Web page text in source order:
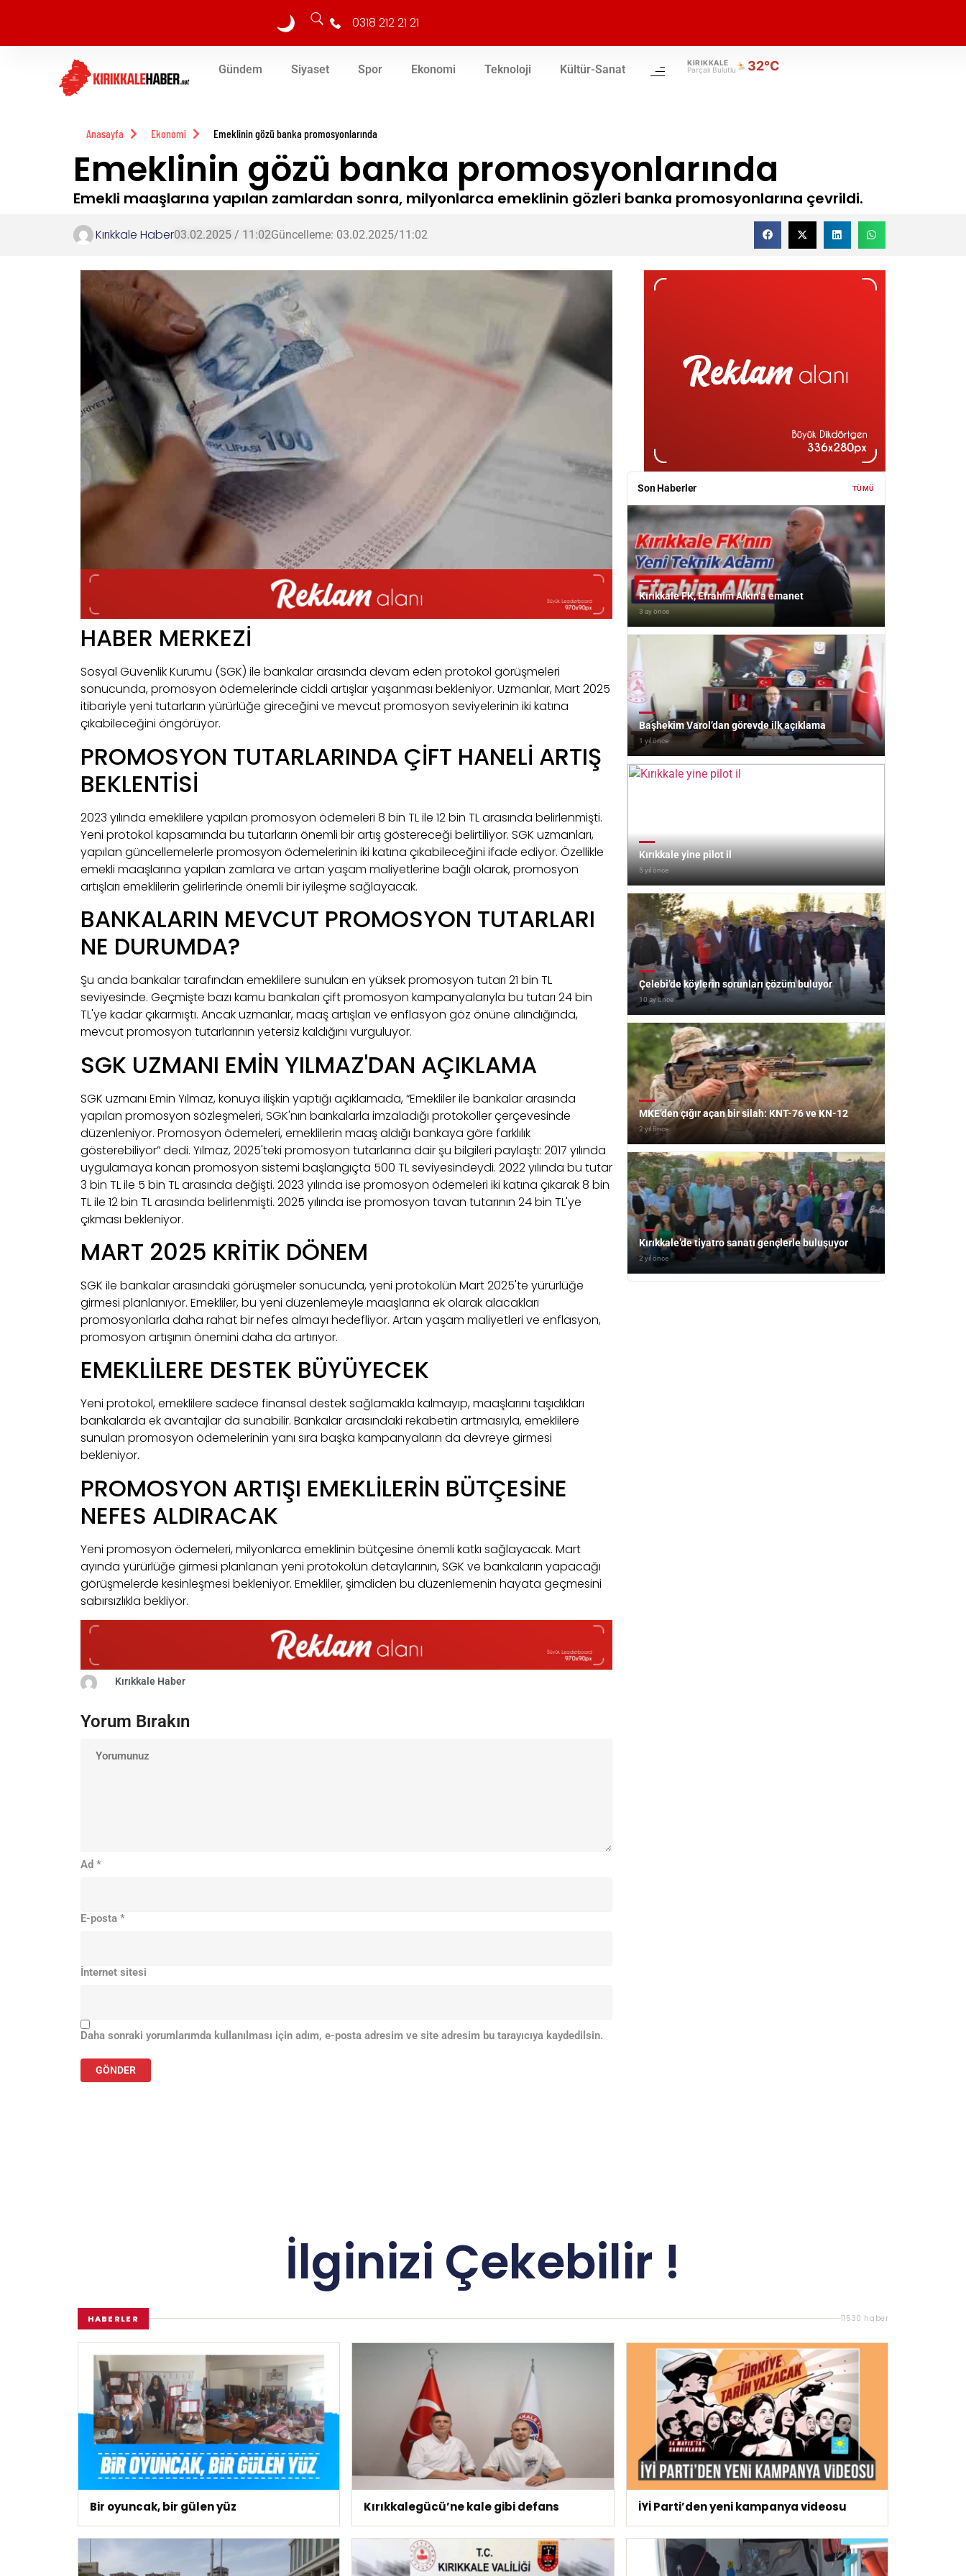
🌙 0318 212 21 21
Gündem Siyaset Spor Ekonomi Teknoloji Kültür-Sanat
KIRIKKALE
Parçalı Bulutlu
32°C
Anasayfa Ekonomi Emeklinin gözü banka promosyonlarında
Emeklinin gözü banka promosyonlarında
Emekli maaşlarına yapılan zamlardan sonra, milyonlarca emeklinin gözleri banka promosyonlarına çevrildi.
Kırıkkale Haber03.02.2025 / 11:02Güncelleme: 03.02.2025/11:02
HABER MERKEZİ
Sosyal Güvenlik Kurumu (SGK) ile bankalar arasında devam eden protokol görüşmeleri
sonucunda, promosyon ödemelerinde ciddi artışlar yaşanması bekleniyor. Uzmanlar, Mart 2025
itibariyle yeni tutarların yürürlüğe gireceğini ve mevcut promosyon seviyelerinin iki katına
çıkabileceğini öngörüyor.
PROMOSYON TUTARLARINDA ÇİFT HANELİ ARTIŞ
BEKLENTİSİ
2023 yılında emeklilere yapılan promosyon ödemeleri 8 bin TL ile 12 bin TL arasında belirlenmişti.
Yeni protokol kapsamında bu tutarların önemli bir artış göstereceği belirtiliyor. SGK uzmanları,
yapılan güncellemelerle promosyon ödemelerinin iki katına çıkabileceğini ifade ediyor. Özellikle
emekli maaşlarına yapılan zamlara ve artan yaşam maliyetlerine bağlı olarak, promosyon
artışları emeklilerin gelirlerinde önemli bir iyileşme sağlayacak.
BANKALARIN MEVCUT PROMOSYON TUTARLARI
NE DURUMDA?
Şu anda bankalar tarafından emeklilere sunulan en yüksek promosyon tutarı 21 bin TL
seviyesinde. Geçmişte bazı kamu bankaları çift promosyon kampanyalarıyla bu tutarı 24 bin
TL'ye kadar çıkarmıştı. Ancak uzmanlar, maaş artışları ve enflasyon göz önüne alındığında,
mevcut promosyon tutarlarının yetersiz kaldığını vurguluyor.
SGK UZMANI EMİN YILMAZ'DAN AÇIKLAMA
SGK uzmanı Emin Yılmaz, konuya ilişkin yaptığı açıklamada, “Emekliler ile bankalar arasında
yapılan promosyon sözleşmeleri, SGK'nın bankalarla imzaladığı protokoller çerçevesinde
düzenleniyor. Promosyon ödemeleri, emeklilerin maaş aldığı bankaya göre farklılık
gösterebiliyor” dedi. Yılmaz, 2025'teki promosyon tutarlarına dair şu bilgileri paylaştı: 2017 yılında
uygulamaya konan promosyon sistemi başlangıçta 500 TL seviyesindeydi. 2022 yılında bu tutar
3 bin TL ile 5 bin TL arasında değişti. 2023 yılında ise promosyon ödemeleri iki katına çıkarak 8 bin
TL ile 12 bin TL arasında belirlenmişti. 2025 yılında ise promosyon tavan tutarının 24 bin TL'ye
çıkması bekleniyor.
MART 2025 KRİTİK DÖNEM
SGK ile bankalar arasındaki görüşmeler sonucunda, yeni protokolün Mart 2025'te yürürlüğe
girmesi planlanıyor. Emekliler, bu yeni düzenlemeyle maaşlarına ek olarak alacakları
promosyonlarla daha rahat bir nefes almayı hedefliyor. Artan yaşam maliyetleri ve enflasyon,
promosyon artışının önemini daha da artırıyor.
EMEKLİLERE DESTEK BÜYÜYECEK
Yeni protokol, emeklilere sadece finansal destek sağlamakla kalmayıp, maaşlarını taşıdıkları
bankalarda ek avantajlar da sunabilir. Bankalar arasındaki rekabetin artmasıyla, emeklilere
sunulan promosyon ödemelerinin yanı sıra başka kampanyaların da devreye girmesi
bekleniyor.
PROMOSYON ARTIŞI EMEKLİLERİN BÜTÇESİNE
NEFES ALDIRACAK
Yeni promosyon ödemeleri, milyonlarca emeklinin bütçesine önemli katkı sağlayacak. Mart
ayında yürürlüğe girmesi planlanan yeni protokolün detaylarının, SGK ve bankaların yapacağı
görüşmelerde kesinleşmesi bekleniyor. Emekliler, şimdiden bu düzenlemenin hayata geçmesini
sabırsızlıkla bekliyor.
Kırıkkale Haber
Yorum Bırakın
Ad *
E-posta *
İnternet sitesi
Daha sonraki yorumlarımda kullanılması için adım, e-posta adresim ve site adresim bu tarayıcıya kaydedilsin.
Son Haberler TÜMÜ
Kırıkkale FK, Efrahim Alkın’a emanet
3 ay önce
Başhekim Varol’dan görevde ilk açıklama
1 yıl önce
Kırıkkale yine pilot il
5 yıl önce
Çelebi’de köylerin sorunları çözüm buluyor
10 ay önce
MKE’den çığır açan bir silah: KNT-76 ve KN-12
2 yıl önce
Kırıkkale’de tiyatro sanatı gençlerle buluşuyor
2 yıl önce
İlginizi Çekebilir !
HABERLER 11530 haber
Bir oyuncak, bir gülen yüz Kırıkkalegücü’ne kale gibi defans İYİ Parti’den yeni kampanya videosu